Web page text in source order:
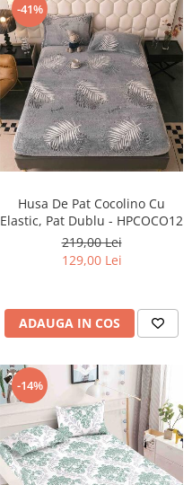
-41%
Husa De Pat Cocolino Cu
Elastic, Pat Dublu - HPCOCO12
219,00 Lei
129,00 Lei
ADAUGA IN COS
-14%